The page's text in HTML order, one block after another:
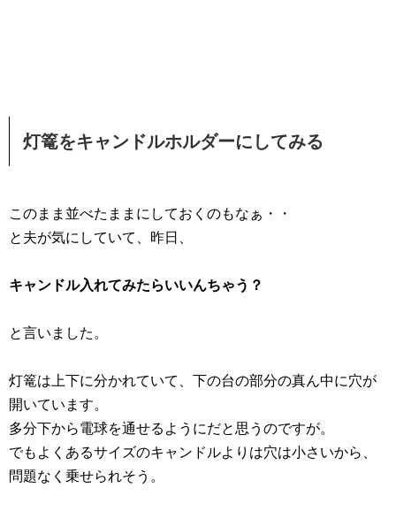
灯篭をキャンドルホルダーにしてみる
このまま並べたままにしておくのもなぁ・・
と夫が気にしていて、昨日、
キャンドル入れてみたらいいんちゃう？
と言いました。
灯篭は上下に分かれていて、下の台の部分の真ん中に穴が
開いています。
多分下から電球を通せるようにだと思うのですが。
でもよくあるサイズのキャンドルよりは穴は小さいから、
問題なく乗せられそう。